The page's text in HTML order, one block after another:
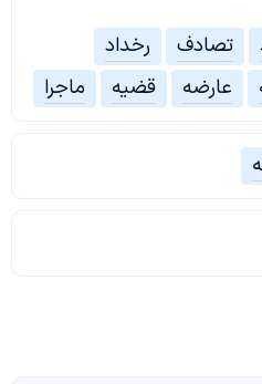
تصادف
رخداد
عارضه قضیه ماجرا